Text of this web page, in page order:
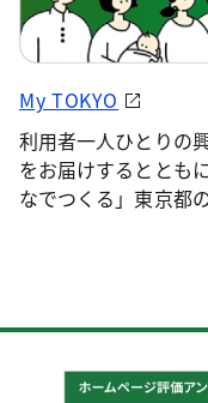
My TOKYO
利用者一人ひとりの
をお届けするととも
なでつくる」東京都